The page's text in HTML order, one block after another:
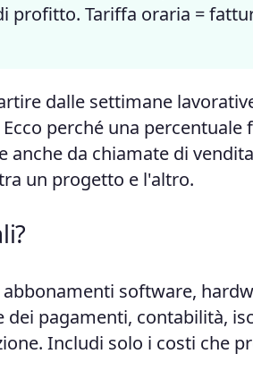
Tariffa oraria =
dalle settimane
perché una percentuale
da chiamate di
un progetto e l'altro.
software,
pagamenti, contabilità,
Includi solo i costi che